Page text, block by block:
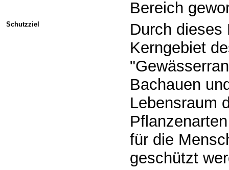
Bereich
Schutzziel
Durch dieses
Kerngebiet
Bachauen
Lebensraum
für die
geschützt